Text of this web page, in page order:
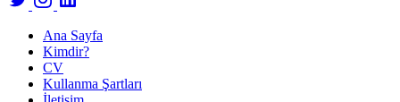
Ana Sayfa
Kimdir?
CV
Kullanma Şartları